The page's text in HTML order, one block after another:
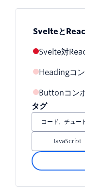
Svelteと
Svelte対
Headingコ
propsを受
Buttonコン
タグ
コード、チュー
JavaScript